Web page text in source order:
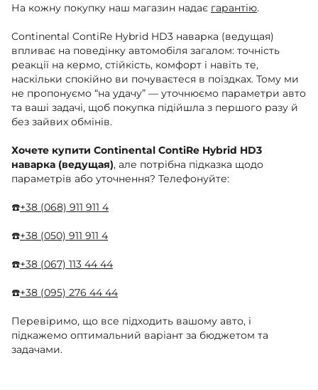
На кожну покупку наш магазин надає гарантію.
Continental ContiRe Hybrid HD3 наварка (ведущая)
впливає на поведінку автомобіля загалом: точність
реакції на кермо, стійкість, комфорт і навіть те,
наскільки спокійно ви почуваєтеся в поїздках. Тому ми
не пропонуємо “на удачу” — уточнюємо параметри авто
та ваші задачі, щоб покупка підійшла з першого разу й
без зайвих обмінів.
Хочете купити Continental ContiRe Hybrid HD3
наварка (ведущая), але потрібна підказка щодо
параметрів або уточнення? Телефонуйте:
☎️+38 (068) 911 911 4
☎️+38 (050) 911 911 4
☎️+38 (067) 113 44 44
☎️+38 (095) 276 44 44
Перевіримо, що все підходить вашому авто, і
підкажемо оптимальний варіант за бюджетом та
задачами.